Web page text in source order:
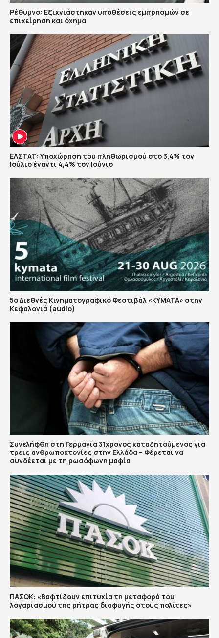
Ρέθυμνο: Εξιχνιάστηκαν υποθέσεις εμπρησμών σε
επιχείρηση και όχημα
ΕΛΣΤΑΤ: Υποχώρηση του πληθωρισμού στο 3,4% τον
Ιούλιο έναντι 4,4% τον Ιούνιο
5ο Διεθνές Κινηματογραφικό Φεστιβάλ «ΚΥΜΑΤΑ» στην
Κεφαλονιά (audio)
Συνελήφθη στη Γερμανία 31χρονος καταζητούμενος για
τρεις ανθρωποκτονίες στην Ελλάδα – Φέρεται να
συνδέεται με τη ρωσόφωνη μαφία
ΠΑΣΟΚ: «Βαφτίζουν επιτυχία τη μεταφορά του
λογαριασμού της ρήτρας διαφυγής στους πολίτες»